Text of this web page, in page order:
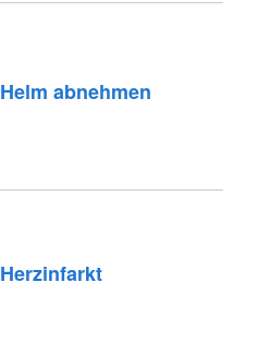
Helm abnehmen
Herzinfarkt